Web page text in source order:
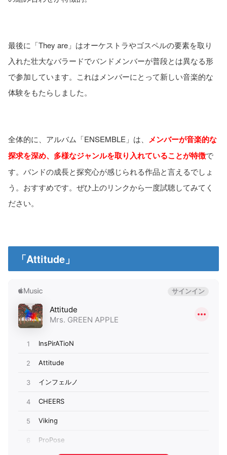
最後に「They are」はオーケストラやゴスペルの要素を取り
入れた壮大なバラードでバンドメンバーが普段とは異なる形
で参加しています。これはメンバーにとって新しい音楽的な
体験をもたらしました。
全体的に、アルバム「ENSEMBLE」は、 メンバーが音楽的な
探求を深め、多様なジャンルを取り入れていることが特徴で
す。バンドの成長と探究心が感じられる作品と言えるでしょ
う。おすすめです。ぜひ上のリンクから一度試聴してみてく
ださい。
「Attitude」